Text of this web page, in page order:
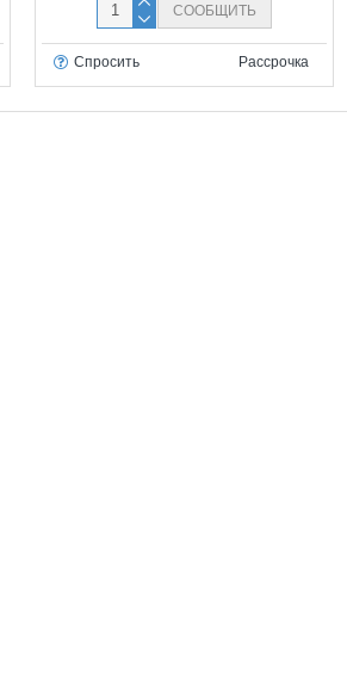
СООБЩИТЬ
Спросить Рассрочка